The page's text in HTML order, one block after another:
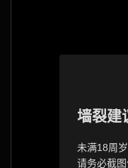
墙裂建
未满18周岁
请务必截